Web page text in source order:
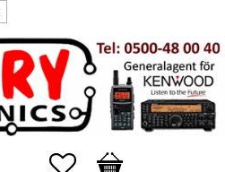
Favoriter
Kundvagn